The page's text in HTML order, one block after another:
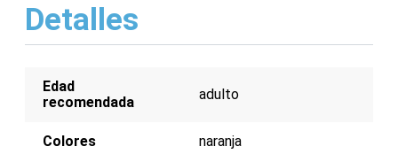
Modelo Adidas F50 League
Ligereza y agilidad
Detalles
Edad
recomendada
adulto
Colores naranja